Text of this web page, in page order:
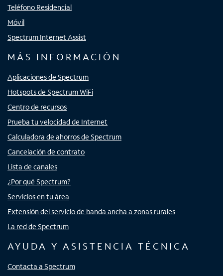
Teléfono Residencial
Móvil
Spectrum Internet Assist
MÁS INFORMACIÓN
Aplicaciones de Spectrum
Hotspots de Spectrum WiFi
Centro de recursos
Prueba tu velocidad de Internet
Calculadora de ahorros de Spectrum
Cancelación de contrato
Lista de canales
¿Por qué Spectrum?
Servicios en tu área
Extensión del servicio de banda ancha a zonas rurales
La red de Spectrum
AYUDA Y ASISTENCIA TÉCNICA
Contacta a Spectrum